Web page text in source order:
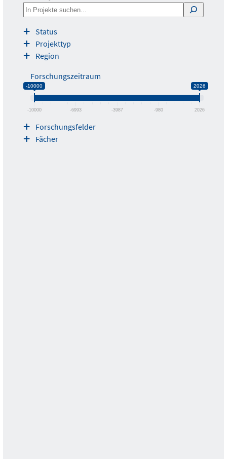
S
e
a
r
c
Status
Projekttyp
Region
Forschungszeitraum
-10000 2026
-10000 -6993 -3987 -980 2026
Forschungsfelder
Fächer